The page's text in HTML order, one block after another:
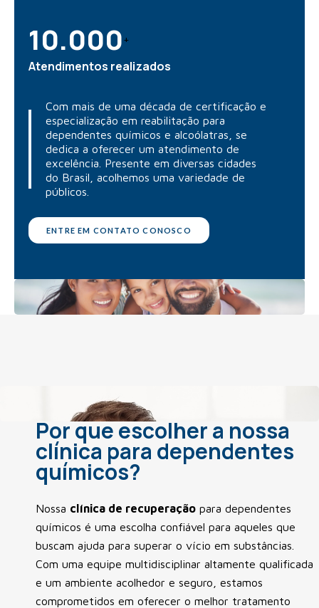
10.000+
Atendimentos realizados
Com mais de uma década de certificação e
especialização em reabilitação para
dependentes químicos e alcoólatras, se
dedica a oferecer um atendimento de
excelência. Presente em diversas cidades
do Brasil, acolhemos uma variedade de
públicos.
ENTRE EM CONTATO CONOSCO
Por que escolher a nossa
clínica para dependentes
químicos?
Nossa clínica de recuperação para dependentes
químicos é uma escolha confiável para aqueles que
buscam ajuda para superar o vício em substâncias.
Com uma equipe multidisciplinar altamente qualificada
e um ambiente acolhedor e seguro, estamos
comprometidos em oferecer o melhor tratamento